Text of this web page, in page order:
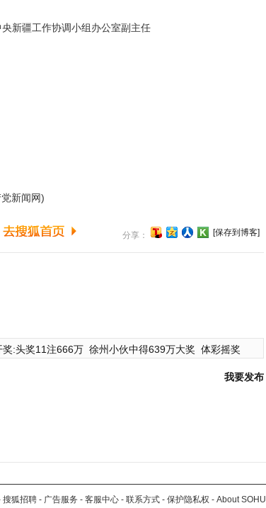
新疆工作协调小组办公室副主任
新闻网)
分享： [保存到博客]
:头奖11注666万 徐州小伙中得639万大奖 体彩摇奖
我要发布
搜狐招聘 - 广告服务 - 客服中心 - 联系方式 - 保护隐私权 - About SOHU